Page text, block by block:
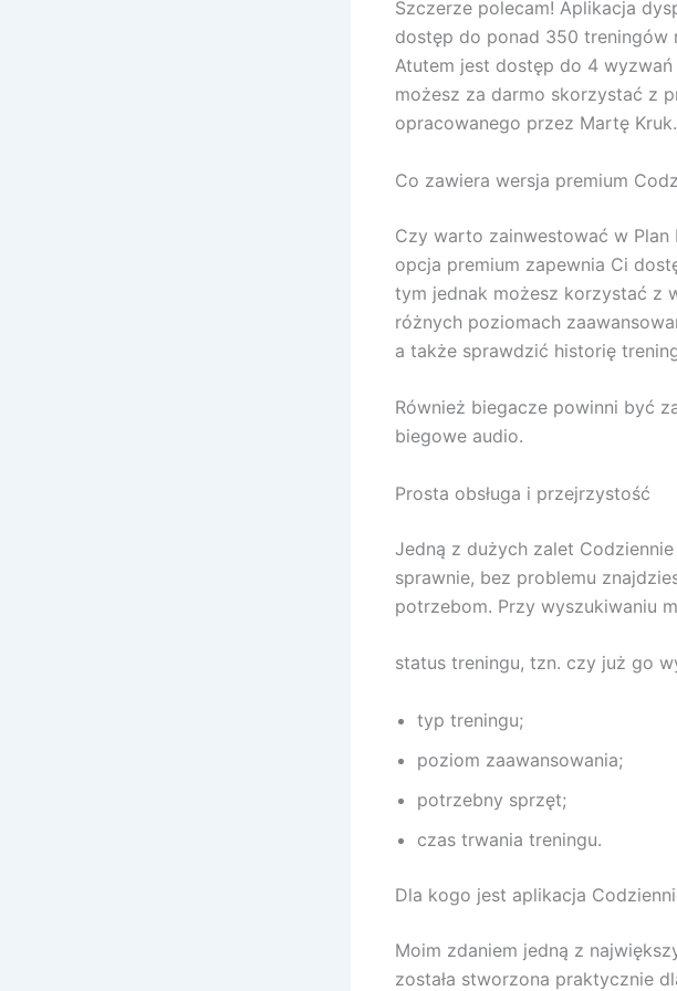
Szczerze polecam! Aplikacja
dostęp do ponad 350 treningów
Atutem jest dostęp do 4
możesz za darmo skorzystać z
opracowanego przez Martę Kruk.
Co zawiera wersja premium
Czy warto zainwestować w Plan
opcja premium zapewnia Ci
tym jednak możesz korzystać z
różnych poziomach
a także sprawdzić historię
Również biegacze powinni być
biegowe audio.
Prosta obsługa i przejrzystość
Jedną z dużych zalet
sprawnie, bez problemu
potrzebom. Przy wyszukiwaniu
status treningu, tzn. czy już go
typ treningu;
poziom zaawansowania;
potrzebny sprzęt;
czas trwania treningu.
Dla kogo jest aplikacja
Moim zdaniem jedną z
została stworzona praktycznie